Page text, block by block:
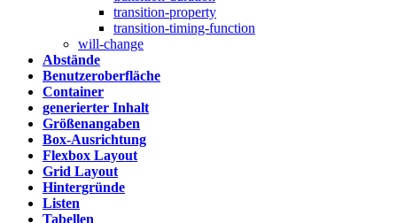
transition-property
transition-timing-function
will-change
Abstände
Benutzeroberfläche
Container
generierter Inhalt
Größenangaben
Box-Ausrichtung
Flexbox Layout
Grid Layout
Hintergründe
Listen
Tabellen